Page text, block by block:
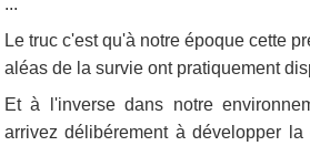
...
Le truc c'est qu'à notre époque cette
aléas de la survie ont pratiquement
Et à l'inverse dans notre
arrivez délibérement à développer